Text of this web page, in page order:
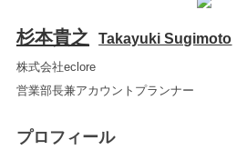
杉本貴之 Takayuki Sugimoto
株式会社eclore
営業部長兼アカウントプランナー
プロフィール